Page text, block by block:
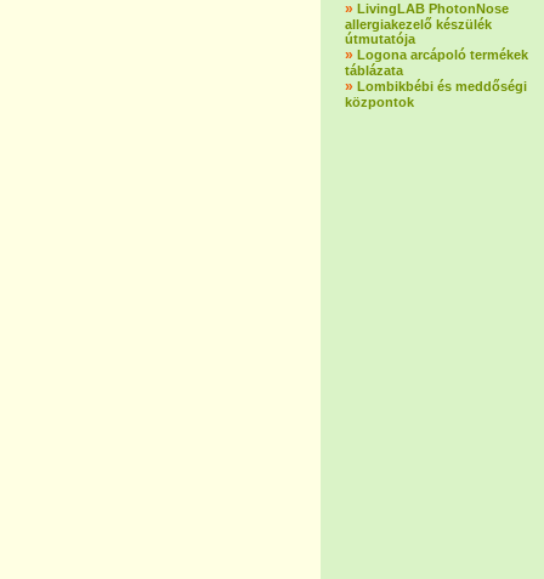
» LivingLAB PhotonNose
allergiakezelő készülék
útmutatója
» Logona arcápoló termékek
táblázata
» Lombikbébi és meddőségi
központok